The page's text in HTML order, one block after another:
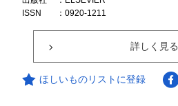
ISSN
：0920-1211
詳しく見る
ほしいものリストに登録